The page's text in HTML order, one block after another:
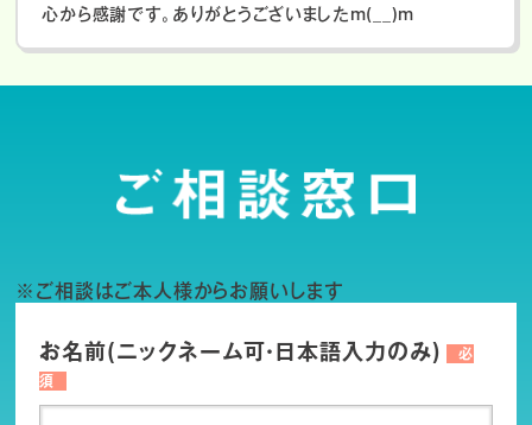
心から感謝です。ありがとうございましたm(__)m
※ご相談はご本人様からお願いします
お名前(ニックネーム可・日本語入力のみ)
必
須